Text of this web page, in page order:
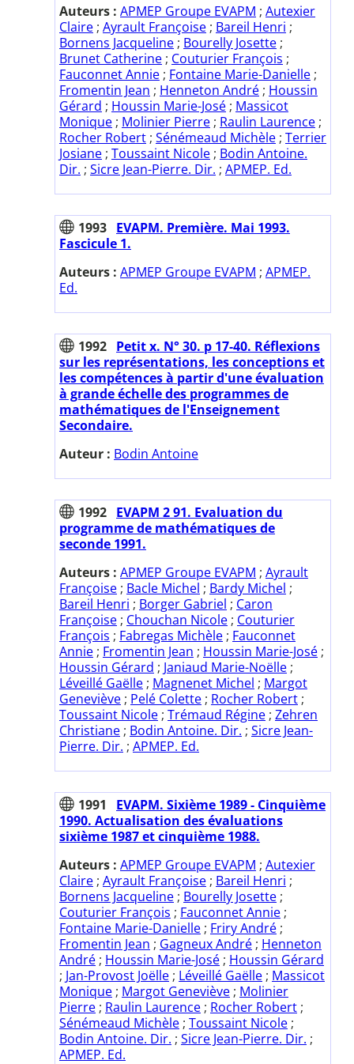
Auteurs : APMEP Groupe EVAPM ; Autexier
Claire ; Ayrault Françoise ; Bareil Henri ;
Bornens Jacqueline ; Bourelly Josette ;
Brunet Catherine ; Couturier François ;
Fauconnet Annie ; Fontaine Marie-Danielle ;
Fromentin Jean ; Henneton André ; Houssin
Gérard ; Houssin Marie-José ; Massicot
Monique ; Molinier Pierre ; Raulin Laurence ;
Rocher Robert ; Sénémeaud Michèle ; Terrier
Josiane ; Toussaint Nicole ; Bodin Antoine.
Dir. ; Sicre Jean-Pierre. Dir. ; APMEP. Ed.
1993 EVAPM. Première. Mai 1993.
Fascicule 1.
Auteurs : APMEP Groupe EVAPM ; APMEP.
Ed.
1992 Petit x. N° 30. p 17-40. Réflexions
sur les représentations, les conceptions et
les compétences à partir d'une évaluation
à grande échelle des programmes de
mathématiques de l'Enseignement
Secondaire.
Auteur : Bodin Antoine
1992 EVAPM 2 91. Evaluation du
programme de mathématiques de
seconde 1991.
Auteurs : APMEP Groupe EVAPM ; Ayrault
Françoise ; Bacle Michel ; Bardy Michel ;
Bareil Henri ; Borger Gabriel ; Caron
Françoise ; Chouchan Nicole ; Couturier
François ; Fabregas Michèle ; Fauconnet
Annie ; Fromentin Jean ; Houssin Marie-José ;
Houssin Gérard ; Janiaud Marie-Noëlle ;
Léveillé Gaëlle ; Magnenet Michel ; Margot
Geneviève ; Pelé Colette ; Rocher Robert ;
Toussaint Nicole ; Trémaud Régine ; Zehren
Christiane ; Bodin Antoine. Dir. ; Sicre Jean-
Pierre. Dir. ; APMEP. Ed.
1991
EVAPM. Sixième 1989 - Cinquième
1990. Actualisation des évaluations
sixième 1987 et cinquième 1988.
Auteurs : APMEP Groupe EVAPM ; Autexier
Claire ; Ayrault Françoise ; Bareil Henri ;
Bornens Jacqueline ; Bourelly Josette ;
Couturier François ; Fauconnet Annie ;
Fontaine Marie-Danielle ; Friry André ;
Fromentin Jean ; Gagneux André ; Henneton
André ; Houssin Marie-José ; Houssin Gérard
; Jan-Provost Joëlle ; Léveillé Gaëlle ; Massicot
Monique ; Margot Geneviève ; Molinier
Pierre ; Raulin Laurence ; Rocher Robert ;
Sénémeaud Michèle ; Toussaint Nicole ;
Bodin Antoine. Dir. ; Sicre Jean-Pierre. Dir. ;
APMEP. Ed.